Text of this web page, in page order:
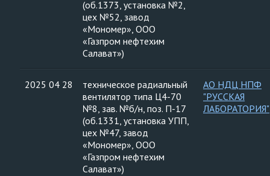
(об.1373, установка №2,
цех №52, завод
«Мономер», ООО
«Газпром нефтехим
Салават»)
2025 04 28
техническое радиальный
вентилятор типа Ц4-70
№8, зав. №б/н, поз. П-17
(об.1331, установка УПП,
цех №47, завод
«Мономер», ООО
«Газпром нефтехим
Салават»)
АО НДЦ НПФ
"РУССКАЯ
ЛАБОРАТОРИЯ"